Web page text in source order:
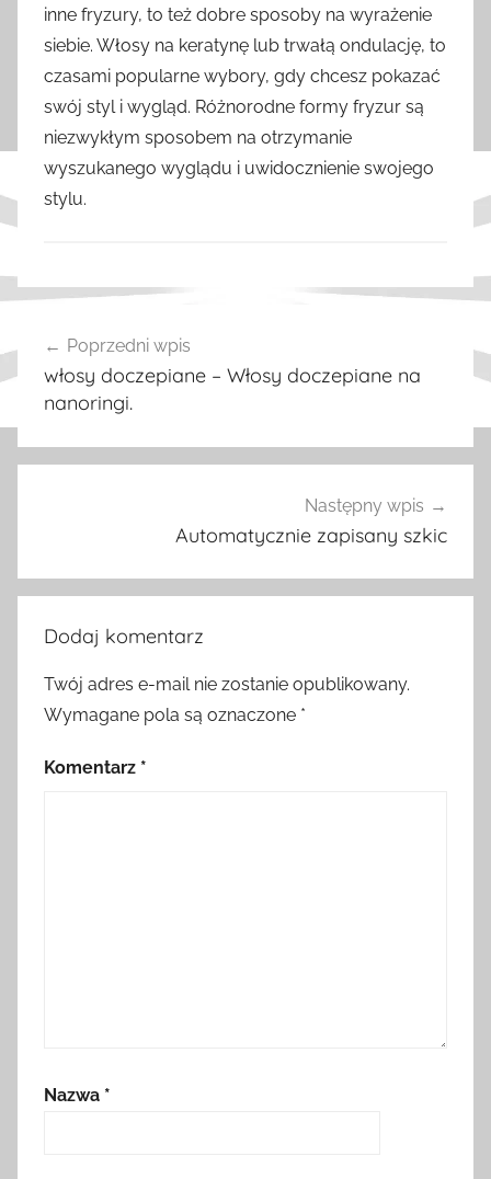
inne fryzury, to też dobre sposoby na wyrażenie
siebie. Włosy na keratynę lub trwałą ondulację, to
czasami popularne wybory, gdy chcesz pokazać
swój styl i wygląd. Różnorodne formy fryzur są
niezwykłym sposobem na otrzymanie
wyszukanego wyglądu i uwidocznienie swojego
stylu.
W
s
wpisu
Poprzedni wpis
włosy doczepiane – Włosy doczepiane na
nanoringi.
Następny wpis
Automatycznie zapisany szkic
Dodaj komentarz
Twój adres e-mail nie zostanie opublikowany.
Wymagane pola są oznaczone *
Komentarz *
Nazwa *